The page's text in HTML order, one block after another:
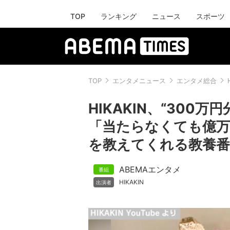
TOP ランキング ニュース スポーツ
TOP エンタメニュース エンタメ総合
HIKAKIN、“300万円
「当たらなくても億
を教えてくれる教養
ABEMAエンタメ
HIKAKIN